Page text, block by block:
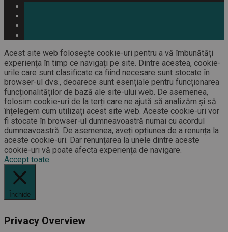
Acest site web folosește cookie-uri pentru a vă îmbunătăți
experiența în timp ce navigați pe site. Dintre acestea, cookie-
urile care sunt clasificate ca fiind necesare sunt stocate în
browser-ul dvs., deoarece sunt esențiale pentru funcționarea
funcționalităților de bază ale site-ului web. De asemenea,
folosim cookie-uri de la terți care ne ajută să analizăm și să
înțelegem cum utilizați acest site web. Aceste cookie-uri vor
fi stocate în browser-ul dumneavoastră numai cu acordul
dumneavoastră. De asemenea, aveți opțiunea de a renunța la
aceste cookie-uri. Dar renunțarea la unele dintre aceste
cookie-uri vă poate afecta experiența de navigare.
Accept toate
Închide
Privacy Overview